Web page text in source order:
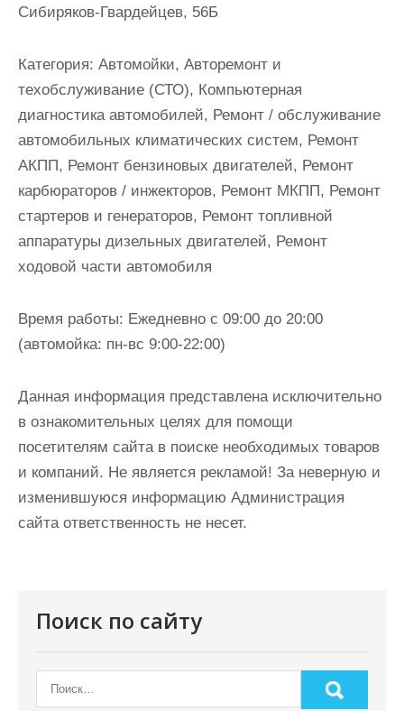
Сибиряков-Гвардейцев, 56Б
Категория: Автомойки, Авторемонт и
техобслуживание (СТО), Компьютерная
диагностика автомобилей, Ремонт / обслуживание
автомобильных климатических систем, Ремонт
АКПП, Ремонт бензиновых двигателей, Ремонт
карбюраторов / инжекторов, Ремонт МКПП, Ремонт
стартеров и генераторов, Ремонт топливной
аппаратуры дизельных двигателей, Ремонт
ходовой части автомобиля
Время работы: Ежедневно с 09:00 до 20:00
(автомойка: пн-вс 9:00-22:00)
Данная информация представлена исключительно
в ознакомительных целях для помощи
посетителям сайта в поиске необходимых товаров
и компаний. Не является рекламой! За неверную и
изменившуюся информацию Администрация
сайта ответственность не несет.
Поиск по сайту